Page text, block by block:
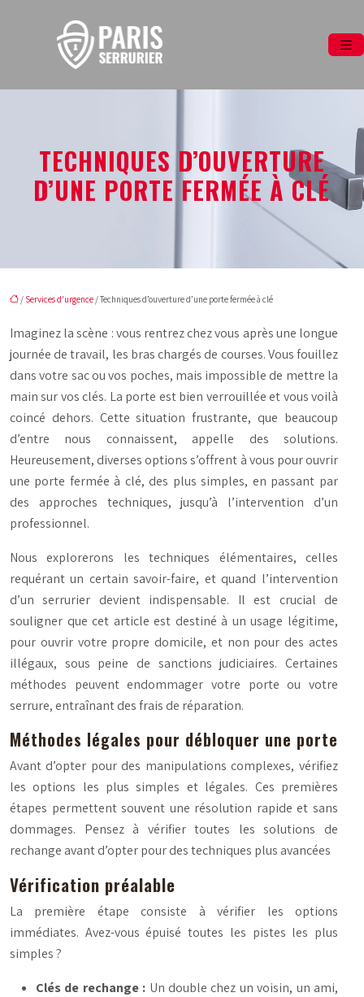
TECHNIQUES D’OUVERTURE
D’UNE PORTE FERMÉE À CLÉ
/ Services d'urgence / Techniques d’ouverture d’une porte fermée à clé
Imaginez la scène : vous rentrez chez vous après une longue
journée de travail, les bras chargés de courses. Vous fouillez
dans votre sac ou vos poches, mais impossible de mettre la
main sur vos clés. La porte est bien verrouillée et vous voilà
coincé dehors. Cette situation frustrante, que beaucoup
d’entre nous connaissent, appelle des solutions.
Heureusement, diverses options s’offrent à vous pour ouvrir
une porte fermée à clé, des plus simples, en passant par
des approches techniques, jusqu’à l’intervention d’un
professionnel.
Nous explorerons les techniques élémentaires, celles
requérant un certain savoir-faire, et quand l’intervention
d’un serrurier devient indispensable. Il est crucial de
souligner que cet article est destiné à un usage légitime,
pour ouvrir votre propre domicile, et non pour des actes
illégaux, sous peine de sanctions judiciaires. Certaines
méthodes peuvent endommager votre porte ou votre
serrure, entraînant des frais de réparation.
Méthodes légales pour débloquer une porte
Avant d’opter pour des manipulations complexes, vérifiez
les options les plus simples et légales. Ces premières
étapes permettent souvent une résolution rapide et sans
dommages. Pensez à vérifier toutes les solutions de
rechange avant d’opter pour des techniques plus avancées
Vérification préalable
La première étape consiste à vérifier les options
immédiates. Avez-vous épuisé toutes les pistes les plus
simples ?
Clés de rechange : Un double chez un voisin, un ami,